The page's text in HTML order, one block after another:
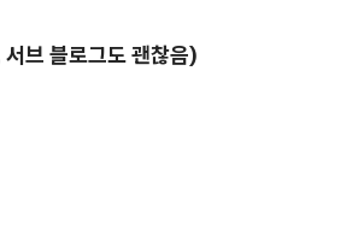
브 블로그도 괜찮음)